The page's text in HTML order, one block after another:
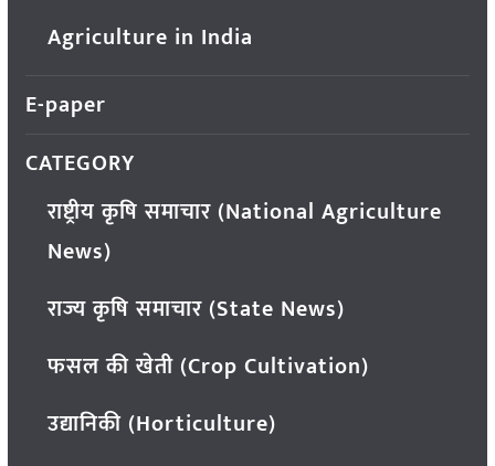
Agriculture in India
E-paper
CATEGORY
राष्ट्रीय कृषि समाचार (National Agriculture
News)
राज्य कृषि समाचार (State News)
फसल की खेती (Crop Cultivation)
उद्यानिकी (Horticulture)